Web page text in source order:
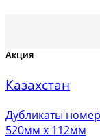
Акция
Казахстан
Дубликаты
520мм х 112мм